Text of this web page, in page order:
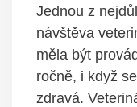
Jednou z
návštěva
měla být
ročně, i když
zdravá.